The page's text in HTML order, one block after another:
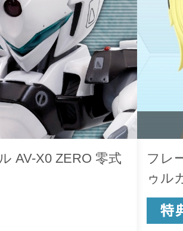
AV-X0 ZERO 零式
フレ
ゥル